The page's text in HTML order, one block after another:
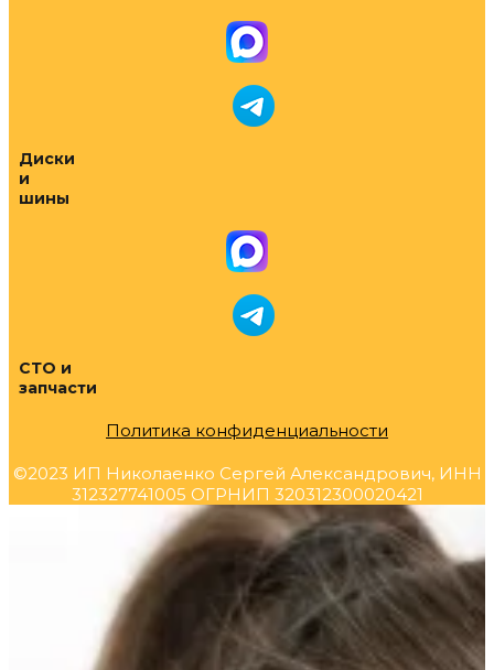
Диски
и
шины
СТО и
запчасти
Политика конфиденциальности
©2023 ИП Николаенко Сергей Александрович, ИНН
312327741005 ОГРНИП 320312300020421